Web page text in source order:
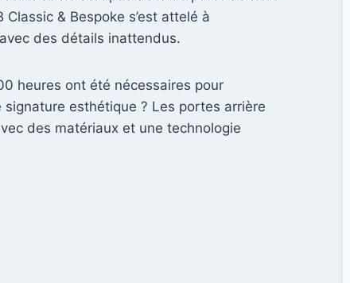
& Bespoke s’est attelé à
des détails inattendus.
heures ont été nécessaires pour
esthétique ? Les portes arrière
des matériaux et une technologie